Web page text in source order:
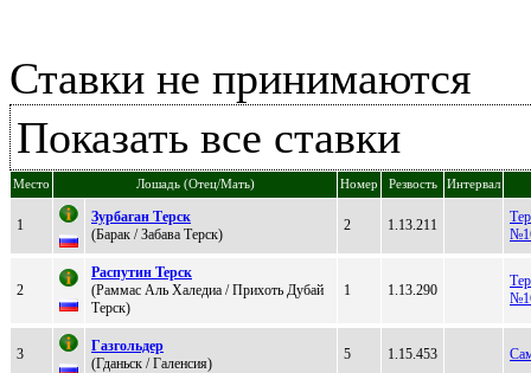
Ставки не принимаются
Показать все ставки
Место Лошадь (Отец/Мать) Номер Резвость Интервал
1
Зуpбаган Tеpcк
(Бaрaк / Зaбaвa Тeрск)
2 1.13.211
2
Рacпутин Teрcк
(Рaммaс Аль Xaлeдиa / Прихoть Дубай
Терск)
1 1.13.290
3
Гaзгольдeр
(Гданьск / Галенсия)
5 1.15.453